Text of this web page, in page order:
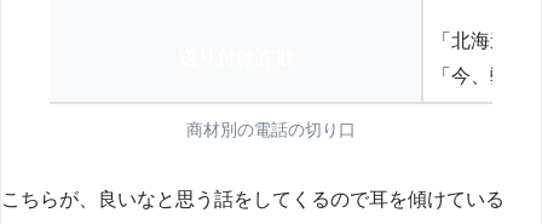
「北海道
「今、弊
商材別の電話の切り口
こちらが、良いなと思う話をしてくるので耳を傾けている